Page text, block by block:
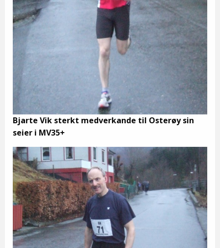
Bjarte Vik sterkt medverkande til Osterøy sin
seier i MV35+